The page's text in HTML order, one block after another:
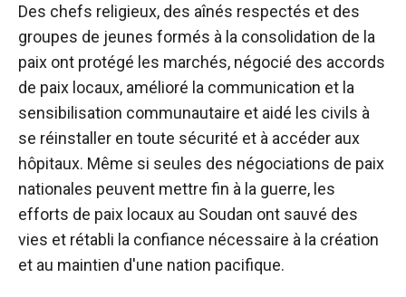
Des chefs religieux, des aînés respectés et des
groupes de jeunes formés à la consolidation de la
paix ont protégé les marchés, négocié des accords
de paix locaux, amélioré la communication et la
sensibilisation communautaire et aidé les civils à
se réinstaller en toute sécurité et à accéder aux
hôpitaux. Même si seules des négociations de paix
nationales peuvent mettre fin à la guerre, les
efforts de paix locaux au Soudan ont sauvé des
vies et rétabli la confiance nécessaire à la création
et au maintien d'une nation pacifique.